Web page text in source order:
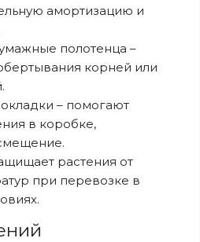
амортизацию и
полотенца –
корней или
– помогают
в коробке,
растения от
при перевозке в